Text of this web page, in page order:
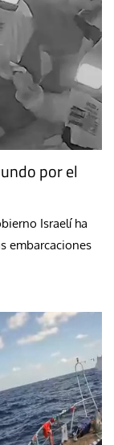
por el
Israelí ha
embarcaciones